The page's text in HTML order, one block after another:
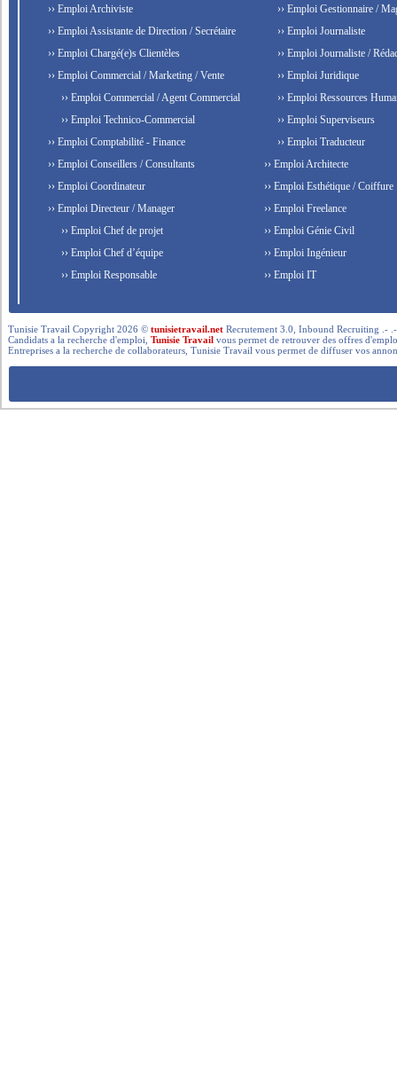
›› Emploi Archiviste
›› Emploi Assistante de Direction / Secrétaire
›› Emploi Chargé(e)s Clientèles
›› Emploi Commercial / Marketing / Vente
›› Emploi Commercial / Agent Commercial
›› Emploi Technico-Commercial
›› Emploi Comptabilité - Finance
›› Emploi Conseillers / Consultants
›› Emploi Coordinateur
›› Emploi Directeur / Manager
›› Emploi Chef de projet
›› Emploi Chef d’équipe
›› Emploi Responsable
›› Emploi Gestionnaire /
›› Emploi Journaliste
›› Emploi Journaliste /
›› Emploi Juridique
›› Emploi Ressources
›› Emploi Superviseurs
›› Emploi Traducteur
›› Emploi Architecte
›› Emploi Esthétique / Coiffure
›› Emploi Freelance
›› Emploi Génie Civil
›› Emploi Ingénieur
›› Emploi IT
Tunisie Travail Copyright 2026 ©tunisietravail.net Recrutement 3.0, Inbound Recruiting .-
Candidats a la recherche d'emploi,Tunisie Travail vous permet de retrouver des offres
Entreprises a la recherche de collaborateurs, Tunisie Travail vous permet de diffuser vos